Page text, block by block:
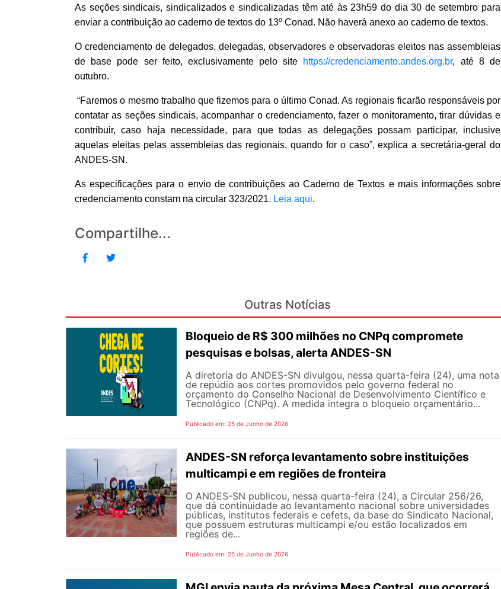
As seções sindicais, sindicalizados e sindicalizadas têm até às 23h59 do dia 30 de setembro para
enviar a contribuição ao caderno de textos do 13º Conad. Não haverá anexo ao caderno de textos.
O credenciamento de delegados, delegadas, observadores e observadoras eleitos nas assembleias
de base pode ser feito, exclusivamente pelo site https://credenciamento.andes.org.br, até 8 de
outubro.
“Faremos o mesmo trabalho que fizemos para o último Conad. As regionais ficarão responsáveis por
contatar as seções sindicais, acompanhar o credenciamento, fazer o monitoramento, tirar dúvidas e
contribuir, caso haja necessidade, para que todas as delegações possam participar, inclusive
aquelas eleitas pelas assembleias das regionais, quando for o caso”, explica a secretária-geral do
ANDES-SN.
As especificações para o envio de contribuições ao Caderno de Textos e mais informações sobre
credenciamento constam na circular 323/2021. Leia aqui.
Compartilhe...
Outras Notícias
Bloqueio de R$ 300 milhões no CNPq compromete
pesquisas e bolsas, alerta ANDES-SN
A diretoria do ANDES-SN divulgou, nessa quarta-feira (24), uma nota
de repúdio aos cortes promovidos pelo governo federal no
orçamento do Conselho Nacional de Desenvolvimento Científico e
Tecnológico (CNPq). A medida integra o bloqueio orçamentário...
Publicado em: 25 de Junho de 2026
ANDES-SN reforça levantamento sobre instituições
multicampi e em regiões de fronteira
O ANDES-SN publicou, nessa quarta-feira (24), a Circular 256/26,
que dá continuidade ao levantamento nacional sobre universidades
públicas, institutos federais e cefets, da base do Sindicato Nacional,
que possuem estruturas multicampi e/ou estão localizados em
regiões de...
Publicado em: 25 de Junho de 2026